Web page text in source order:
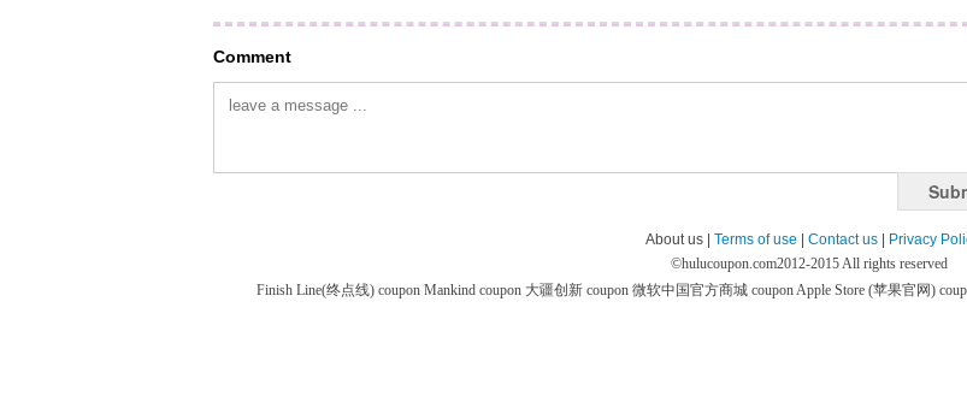
Comment
About us | Terms of use Contact us
Privacy
©hulucoupon.com2012-2015 All rights reserved
Finish Line(终点线) coupon Mankind coupon 大疆创新 coupon 微软中国官方商城 couponApple Store (苹果官网)